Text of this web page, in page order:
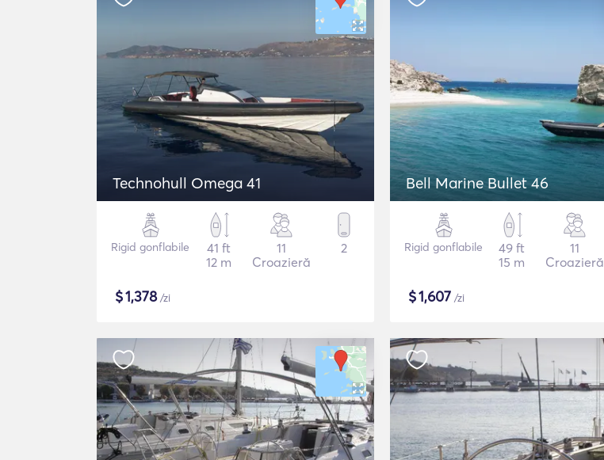
Technohull Omega 41
Rigid gonflabile
41 ft
12 m
11
Croazieră
2
$1,378/zi
Bell Marine Bullet 46
Rigid gonflabile
49 ft
15 m
11
Croazieră
$1,607 /zi